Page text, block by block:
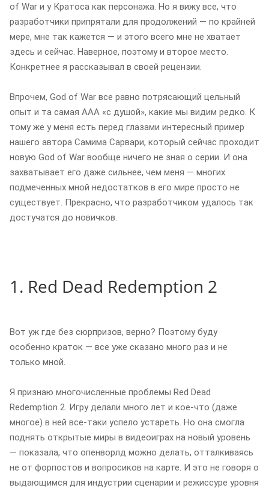
of War и у Кратоса как персонажа. Но я вижу все, что
разработчики припрятали для продолжений — по крайней
мере, мне так кажется — и этого всего мне не хватает
здесь и сейчас. Наверное, поэтому и второе место.
Конкретнее я рассказывал в своей рецензии.
Впрочем, God of War все равно потрясающий цельный
опыт и та самая ААА «с душой», какие мы видим редко. К
тому же у меня есть перед глазами интересный пример
нашего автора Самима Сарвари, который сейчас проходит
новую God of War вообще ничего не зная о серии. И она
захватывает его даже сильнее, чем меня — многих
подмеченных мной недостатков в его мире просто не
существует. Прекрасно, что разработчиком удалось так
достучатся до новичков.
1. Red Dead Redemption 2
Вот уж где без сюрпризов, верно? Поэтому буду
особенно краток — все уже сказано много раз и не
только мной.
Я признаю многочисленные проблемы Red Dead
Redemption 2. Игру делали много лет и кое-что (даже
многое) в ней все-таки успело устареть. Но она смогла
поднять открытые миры в видеоиграх на новый уровень
— показала, что опенворлд можно делать, отталкиваясь
не от форпостов и вопросиков на карте. И это не говоря о
выдающимся для индустрии сценарии и режиссуре уровня